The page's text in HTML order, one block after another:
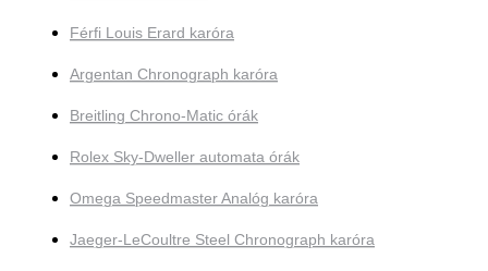
Férfi Louis Erard karóra
Argentan Chronograph karóra
Breitling Chrono-Matic órák
Rolex Sky-Dweller automata órák
Omega Speedmaster Analóg karóra
Jaeger-LeCoultre Steel Chronograph karóra